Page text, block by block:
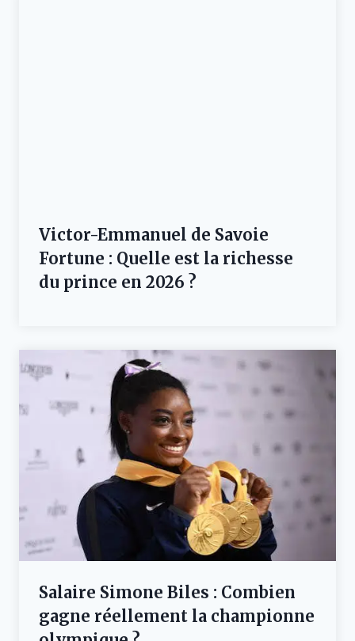
Victor-Emmanuel de Savoie
Fortune : Quelle est la richesse
du prince en 2026 ?
Salaire Simone Biles : Combien
gagne réellement la championne